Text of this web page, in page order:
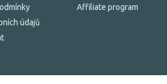
údajů
Affiliate program